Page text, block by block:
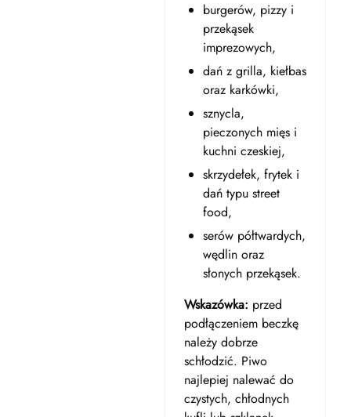
burgerów, pizzy i
przekąsek
imprezowych,
dań z grilla, kiełbas
oraz karkówki,
sznycla,
pieczonych mięs i
kuchni czeskiej,
skrzydełek, frytek i
dań typu street
food,
serów półtwardych,
wędlin oraz
słonych przekąsek.
Wskazówka: przed
podłączeniem beczkę
należy dobrze
schłodzić. Piwo
najlepiej nalewać do
czystych, chłodnych